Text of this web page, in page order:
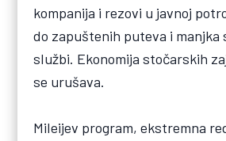
kompanija i rezovi u javnoj
do zapuštenih puteva i manjka
službi. Ekonomija stočarskih
se urušava.
Mileijev program, ekstremna